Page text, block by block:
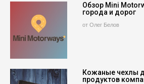
Обзор Mini
города и дорог
от Олег Белов
Кожаные чехлы
продуктов